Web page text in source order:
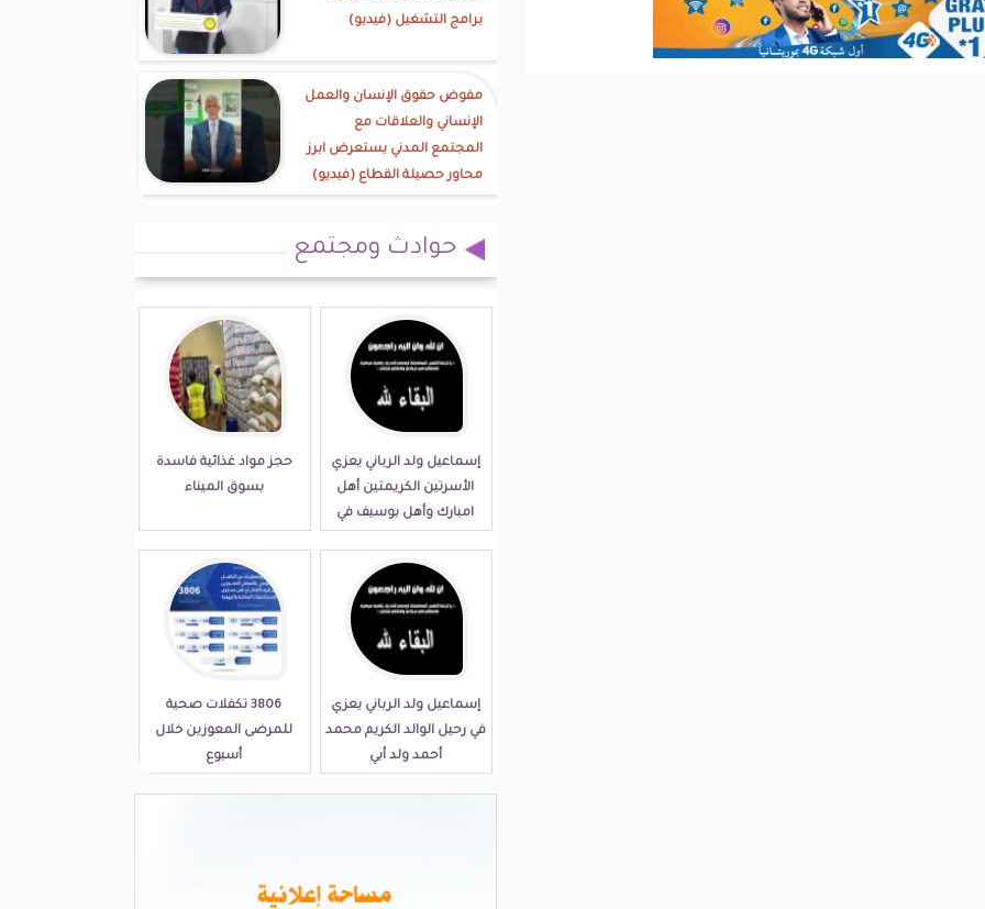
برامج التشغيل (فيديو)
مفوض حقوق الإنسان والعمل
الإنساني والعلاقات مع
المجتمع المدني يستعرض ابرز
محاور حصيلة القطاع (فيديو)
حوادث ومجتمع
إسماعيل ولد الرباني يعزي
الأسرتين الكريمتين أهل
امبارك وأهل بوسيف في
حجز مواد غذائية فاسدة
بسوق الميناء
إسماعيل ولد الرباني يعزي
في رحيل الوالد الكريم محمد
أحمد ولد أبي
3806 تكفلات صحية
للمرضى المعوزين خلال
أسبوع